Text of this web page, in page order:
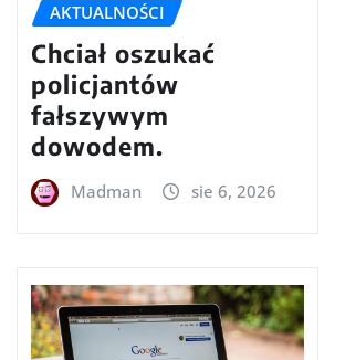
AKTUALNOŚCI
Chciał oszukać
policjantów
fałszywym
dowodem.
Madman sie 6, 2026